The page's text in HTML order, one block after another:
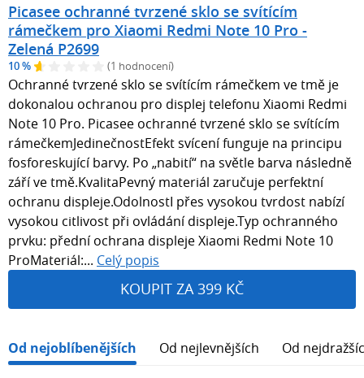
Picasee ochranné tvrzené sklo se svítícím
rámečkem pro Xiaomi Redmi Note 10 Pro -
Zelená P2699
10 % (1 hodnocení)
Ochranné tvrzené sklo se svítícím rámečkem ve tmě je
dokonalou ochranou pro displej telefonu Xiaomi Redmi
Note 10 Pro. Picasee ochranné tvrzené sklo se svítícím
rámečkemJedinečnostEfekt svícení funguje na principu
fosforeskující barvy. Po „nabití“ na světle barva následně
září ve tmě.KvalitaPevný materiál zaručuje perfektní
ochranu displeje.OdolnostI přes vysokou tvrdost nabízí
vysokou citlivost při ovládání displeje.Typ ochranného
prvku: přední ochrana displeje Xiaomi Redmi Note 10
ProMateriál:... Celý popis
KOUPIT ZA 399 KČ
Od nejoblíbenějších Od nejlevnějších Od